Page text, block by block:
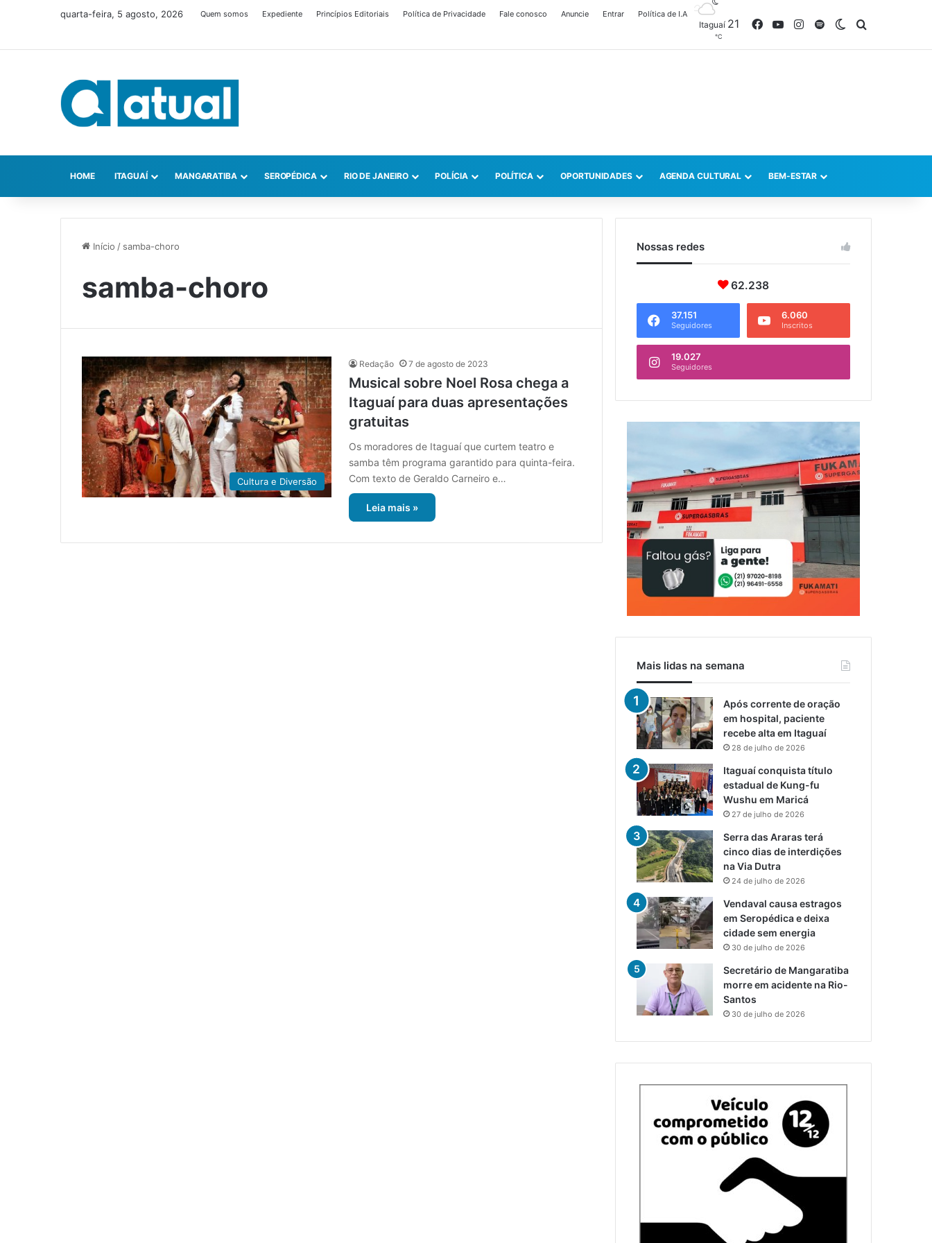
quarta-feira, 5 agosto, 2026 Quem somos Expediente Princípios Editoriais Política de Privacidade Fale conosco Anuncie Entrar Política de I.A
Itaguaí 21
℃
FacebookYouTubeInstagram
SpotifySwitch skin
HOME ITAGUAÍ MANGARATIBA SEROPÉDICA RIO DE JANEIRO POLÍCIA POLÍTICA OPORTUNIDADES AGENDA CULTURAL BEM-ESTAR
Início / samba-choro
samba-choro
Cultura e Diversão
Redação 7 de agosto de 2023
Musical sobre Noel Rosa chega a
Itaguaí para duas apresentações
gratuitas
Os moradores de Itaguaí que curtem teatro e
samba têm programa garantido para quinta-feira.
Com texto de Geraldo Carneiro e…
Leia mais »
Nossas redes
62.238
37.151
Seguidores
6.060
Inscritos
19.027
Seguidores
Mais lidas na semana
Após corrente de oração
em hospital, paciente
recebe alta em Itaguaí
28 de julho de 2026
Itaguaí conquista título
estadual de Kung-fu
Wushu em Maricá
27 de julho de 2026
Serra das Araras terá
cinco dias de interdições
na Via Dutra
24 de julho de 2026
Vendaval causa estragos
em Seropédica e deixa
cidade sem energia
30 de julho de 2026
Secretário de Mangaratiba
morre em acidente na Rio-
Santos
30 de julho de 2026